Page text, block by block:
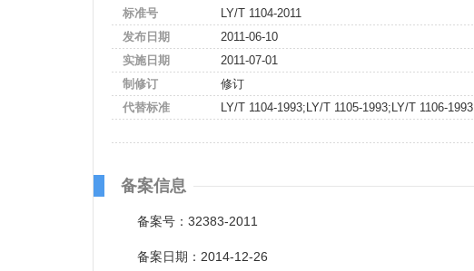
标准号
LY/T 1104-2011
发布日期
2011-06-10
实施日期
2011-07-01
制修订
修订
代替标准
LY/T 1104-1993;LY/T 1105-1993;LY/T 1106-1993
备案信息
备案号：32383-2011
备案日期：2014-12-26